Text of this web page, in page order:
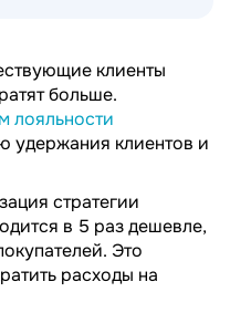
клиенты
больше.
лояльности
удержания клиентов и
стратегии
в 5 раз дешевле,
Это
расходы на